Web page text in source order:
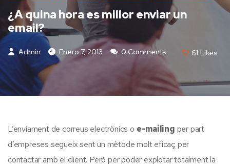
¿A quina hora es millor enviar un
email?
Admin Enero 7, 2013 0 Comments 61 Likes
L’enviament de correus electrònics o e-mailing per part
d’empreses segueix sent un mètode molt eficaç per
contactar amb el client. Però per poder explotar totalment la